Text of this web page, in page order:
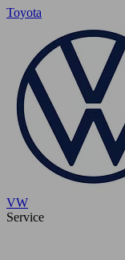
Toyota
VW
Service